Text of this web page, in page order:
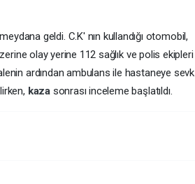
geldi. C.K' nın kullandığı otomobil,
olay yerine 112 sağlık ve polis ekipleri
ardından ambulans ile hastaneye sevk
kaza sonrası inceleme başlatıldı.